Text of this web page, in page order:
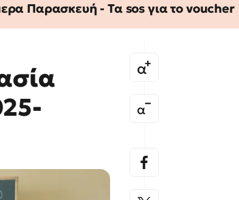
Παρασκευή - Τα sos για το voucher